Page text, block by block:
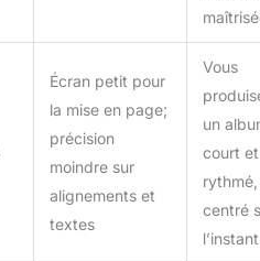
Écran petit pour
la mise en page;
précision
moindre sur
alignements et
textes
Vous
un
court et
rythmé,
centré
l’instant